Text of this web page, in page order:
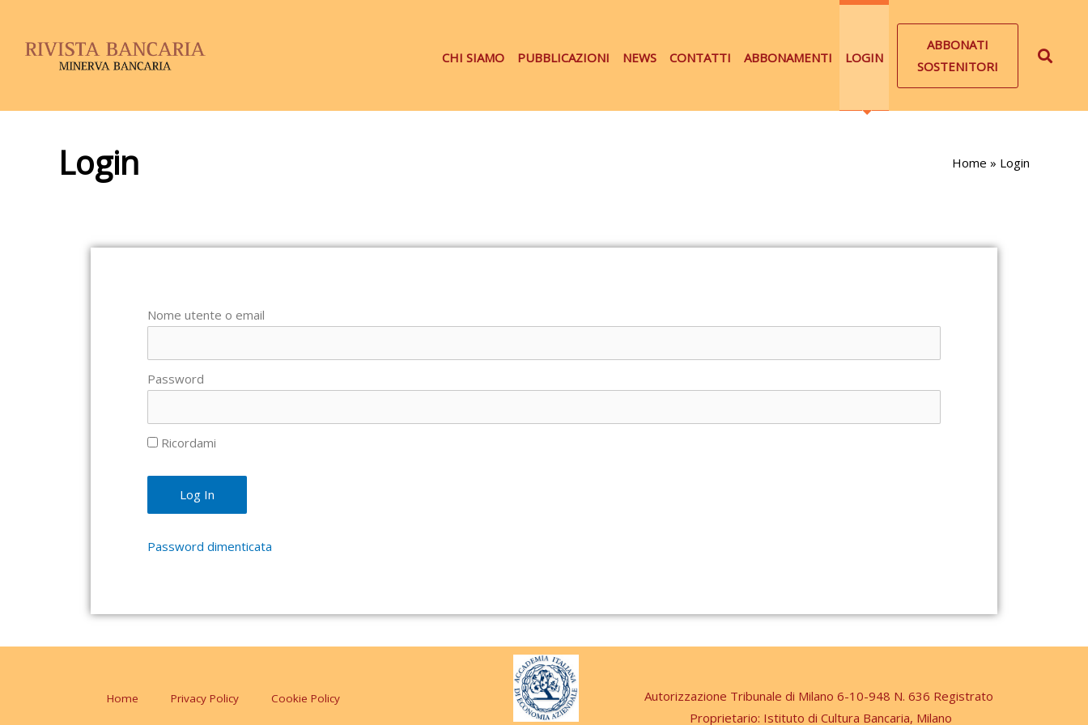
CHI SIAMO PUBBLICAZIONI NEWS CONTATTI ABBONAMENTI LOGIN
ABBONATI
SOSTENITORI
Login Home » Login
Nome utente o email
Password
Ricordami
Password dimenticata
Home Privacy Policy Cookie Policy
Autorizzazione Tribunale di Milano 6-10-948 N. 636 Registrato
Proprietario: Istituto di Cultura Bancaria, Milano